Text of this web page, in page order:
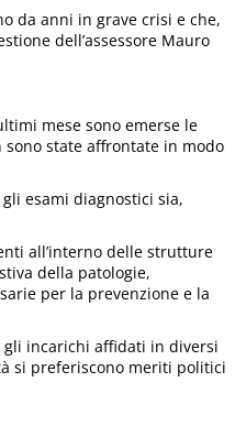
da anni in grave crisi e che,
dell’assessore Mauro
mese sono emerse le
state affrontate in modo
esami diagnostici sia,
all’interno delle strutture
della patologie,
per la prevenzione e la
gli incarichi affidati in diversi
si preferiscono meriti politici